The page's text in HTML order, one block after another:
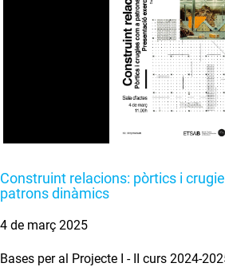
Construint relacions: pòrtics i
patrons dinàmics
4 de març 2025
Bases per al Projecte I - II curs 2024-